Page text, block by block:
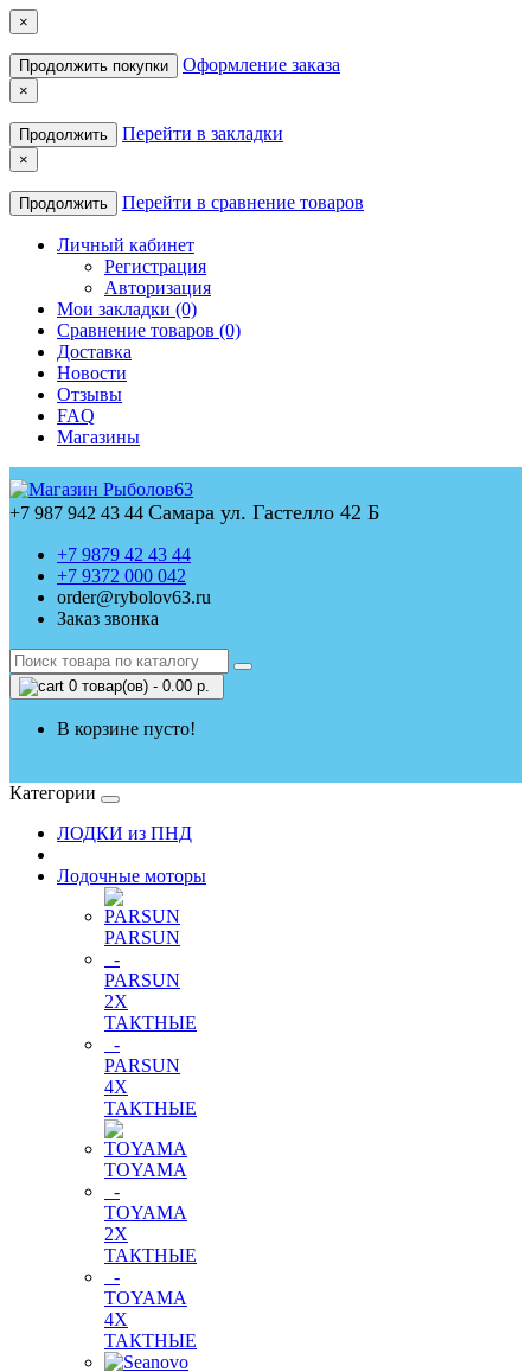
×
Продолжить покупки Оформление заказа
×
Продолжить Перейти в закладки
×
Продолжить Перейти в сравнение товаров
Личный кабинет
Регистрация
Авторизация
Мои закладки (0)
Сравнение товаров (0)
Доставка
Новости
Отзывы
FAQ
Магазины
+7 987 942 43 44 Самара ул. Гастелло 42 Б
+7 9879 42 43 44
+7 9372 000 042
order@rybolov63.ru
Заказ звонка
0 товар(ов) - 0.00 р.
В корзине пусто!
Категории
ЛОДКИ из ПНД
Лодочные моторы
PARSUN
-
PARSUN
2Х
ТАКТНЫЕ
-
PARSUN
4Х
ТАКТНЫЕ
TOYAMA
-
TOYAMA
2Х
ТАКТНЫЕ
-
TOYAMA
4Х
ТАКТНЫЕ